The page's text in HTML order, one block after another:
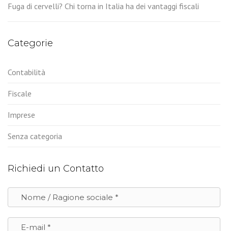
Fuga di cervelli? Chi torna in Italia ha dei vantaggi fiscali
Categorie
Contabilità
Fiscale
Imprese
Senza categoria
Richiedi un Contatto